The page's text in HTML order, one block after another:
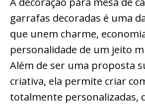
garrafas decoradas é uma
que unem charme,
personalidade de um jeito
Além de ser uma proposta
criativa, ela permite criar
totalmente personalizadas,